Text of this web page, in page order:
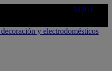
AQUÍ